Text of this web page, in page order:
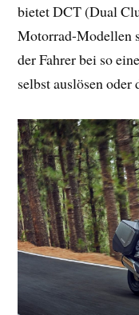
bietet DCT (Dual
Motorrad-Modellen
der Fahrer bei so
selbst auslösen